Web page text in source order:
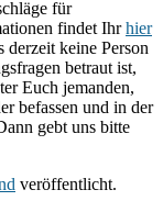
für
findet Ihrhier
derzeit keine Person
betraut ist,
Euch jemanden,
befassen und in der
gebt uns bitte
veröffentlicht.